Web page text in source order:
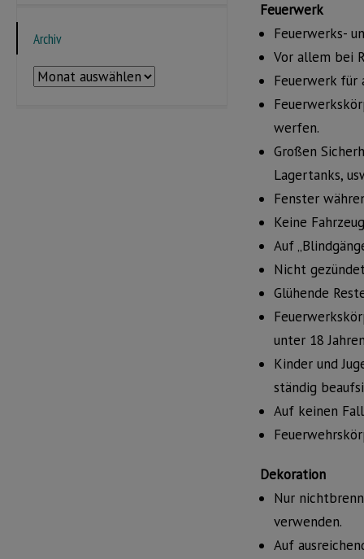
Feuerwerk
Feuerwerks-
Vor allem bei
Feuerwerk für
werfen.
Großen
Lagertanks,
Fenster
Keine
Auf
Nicht
Glühende
unter 18
Kinder und
ständig
Auf keinen
Dekoration
Nur
verwenden.
Auf
Archiv
Archiv